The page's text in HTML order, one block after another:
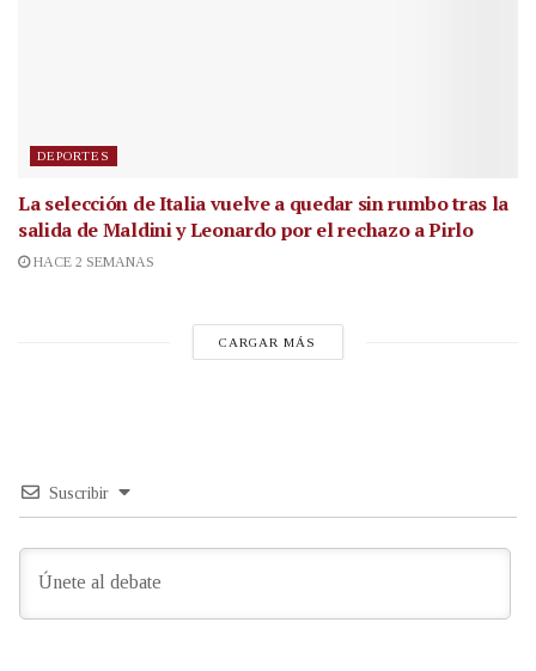
DEPORTES
La selección de Italia vuelve a quedar sin rumbo tras la
salida de Maldini y Leonardo por el rechazo a Pirlo
HACE 2 SEMANAS
CARGAR MÁS
Suscribir